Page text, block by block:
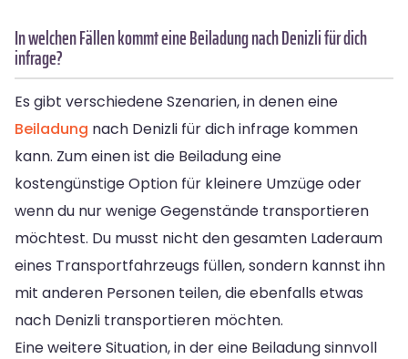
In welchen Fällen kommt eine Beiladung nach Denizli für dich
infrage?
Es gibt verschiedene Szenarien, in denen eine
Beiladung nach Denizli für dich infrage kommen
kann. Zum einen ist die Beiladung eine
kostengünstige Option für kleinere Umzüge oder
wenn du nur wenige Gegenstände transportieren
möchtest. Du musst nicht den gesamten Laderaum
eines Transportfahrzeugs füllen, sondern kannst ihn
mit anderen Personen teilen, die ebenfalls etwas
nach Denizli transportieren möchten.
Eine weitere Situation, in der eine Beiladung sinnvoll